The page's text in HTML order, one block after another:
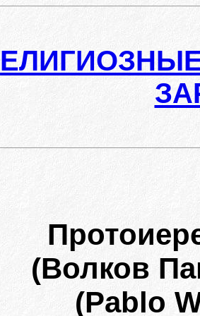
(Волков
(Pablo